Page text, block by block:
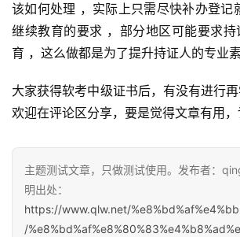
该如何处理 ，实际上只需尽快补办登记
继续教育的要求 ，部分地区可能要求
育 ，这么做都是为了提升持证人的专业素
大家获得软考中级证书后，有没有进行再
欢迎在评论区分享，要是觉得文章有用，
主题测试文章，只做测试使用。发布者：
明出处：
https://www.qlw.net/
/